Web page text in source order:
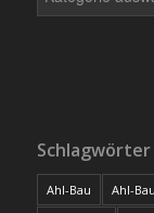
Schlagwörter
Ahl-Bau
Ahl-